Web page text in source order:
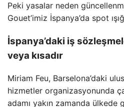
Peki yasalar neden
Gouet’imiz İspanya’da spot
İspanya’daki iş
veya kısadır
Miriam Feu, Barselona’daki
hizmetler organizasyonunda
adamı yakın zamanda ülkede